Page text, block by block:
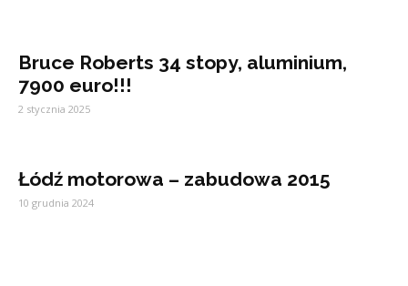
Bruce Roberts 34 stopy, aluminium,
7900 euro!!!
2 stycznia 2025
Łódź motorowa – zabudowa 2015
10 grudnia 2024